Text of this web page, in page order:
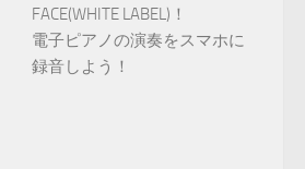
FACE(WHITE LABEL)！
電子ピアノの演奏をスマホに
録音しよう！